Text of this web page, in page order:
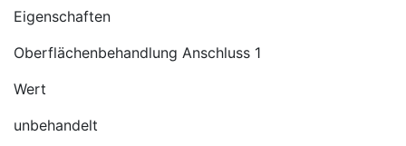
Eigenschaften
Oberflächenbehandlung Anschluss 1
Wert
unbehandelt